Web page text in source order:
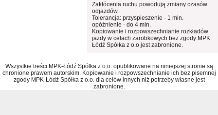
Zakłócenia ruchu powodują zmiany czasów
odjazdów
Tolerancja: przyspieszenie - 1 min.
opóźnienie - do 4 min.
Kopiowanie i rozpowszechnianie rozkładów
jazdy w celach zarobkowych bez zgody MPK
Łódź Spółka z o.o jest zabronione.
Wszystkie treści MPK-Łódź Spółka z o.o. opublikowane na niniejszej stronie są
chronione prawem autorskim. Kopiowanie i rozpowszechnianie ich bez pisemnej
zgody MPK-Łódź Spółka z o.o. dla celów innych niż potrzeby własne jest
zabronione.